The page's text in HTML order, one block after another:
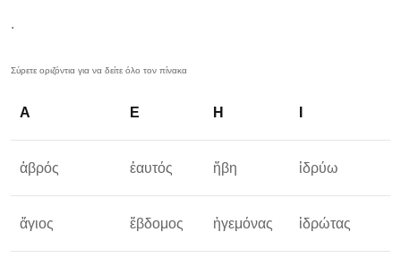
.
Α Ε Η
ἁβρός ἑαυτός ἥβη ἱδρύω
ἅγιος ἕβδομος ἡγεμόνας ἱδρώτας